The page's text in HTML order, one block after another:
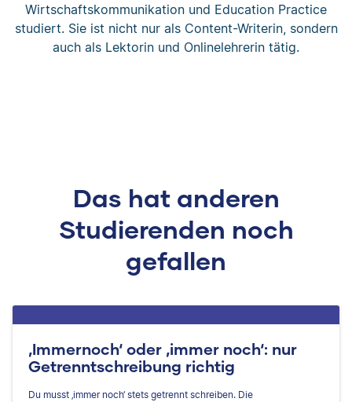
Wirtschaftskommunikation und Education Practice
studiert. Sie ist nicht nur als Content-Writerin, sondern
auch als Lektorin und Onlinelehrerin tätig.
Das hat anderen
Studierenden noch
gefallen
‚Immernoch‘ oder ‚immer noch‘: nur
Getrenntschreibung richtig
Du musst ‚immer noch‘ stets getrennt schreiben. Die